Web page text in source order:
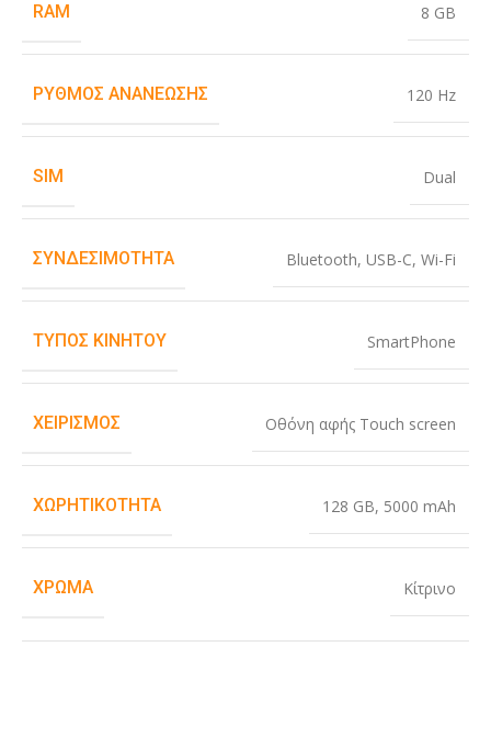
RAM 8 GB
ΡΥΘΜΌΣ ΑΝΑΝΈΩΣΗΣ 120 Hz
SIM Dual
ΣΥΝΔΕΣΙΜΌΤΗΤΑ Bluetooth, USB-C, Wi-Fi
ΤΎΠΟΣ ΚΙΝΗΤΟΎ SmartPhone
ΧΕΙΡΙΣΜΌΣ Οθόνη αφής Touch screen
ΧΩΡΗΤΙΚΌΤΗΤΑ 128 GB, 5000 mAh
ΧΡΏΜΑ Κίτρινο